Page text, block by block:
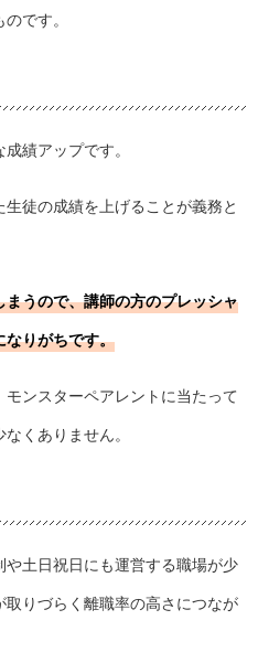
です。
績アップです。
徒の成績を上げることが義務と
うので、講師の方のプレッシャ
なりがちです。
ンスターペアレントに当たって
くありません。
土日祝日にも運営する職場が少
りづらく離職率の高さにつなが